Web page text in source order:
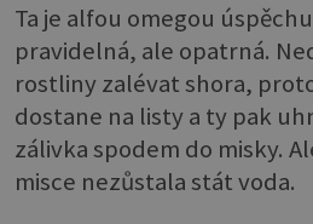
Ta je alfou omegou
pravidelná, ale opatrná.
rostliny zalévat shora,
dostane na listy a ty pak
zálivka spodem do misky.
misce nezůstala stát voda.